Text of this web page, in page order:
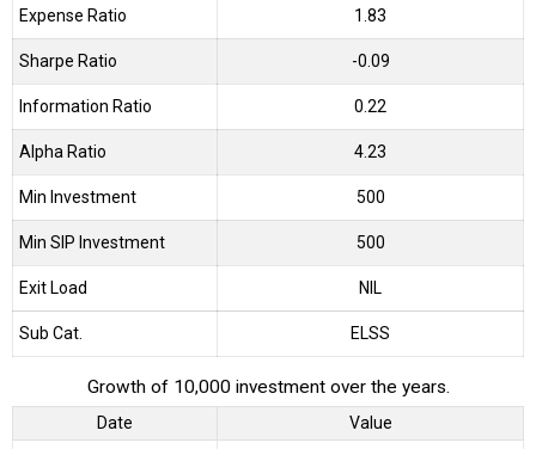
Expense Ratio 1.83
Sharpe Ratio -0.09
Information Ratio 0.22
Alpha Ratio 4.23
Min Investment 500
Min SIP Investment 500
Exit Load NIL
Sub Cat. ELSS
Growth of 10,000 investment over the years.
Date Value